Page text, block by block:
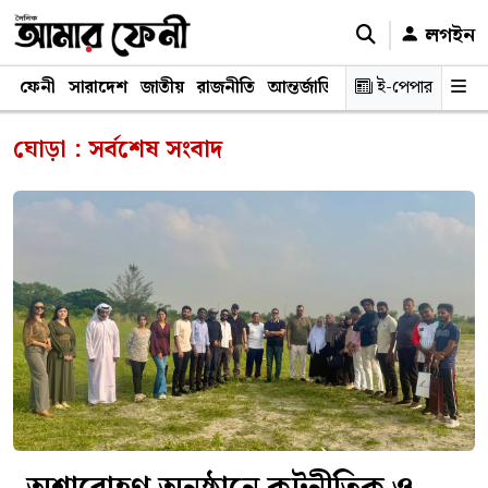
লগইন
ফেনী সারাদেশ জাতীয় রাজনীতি আন্তর্জাতিক অর্থনীতি
ই-পেপার
ঘোড়া : সর্বশেষ সংবাদ